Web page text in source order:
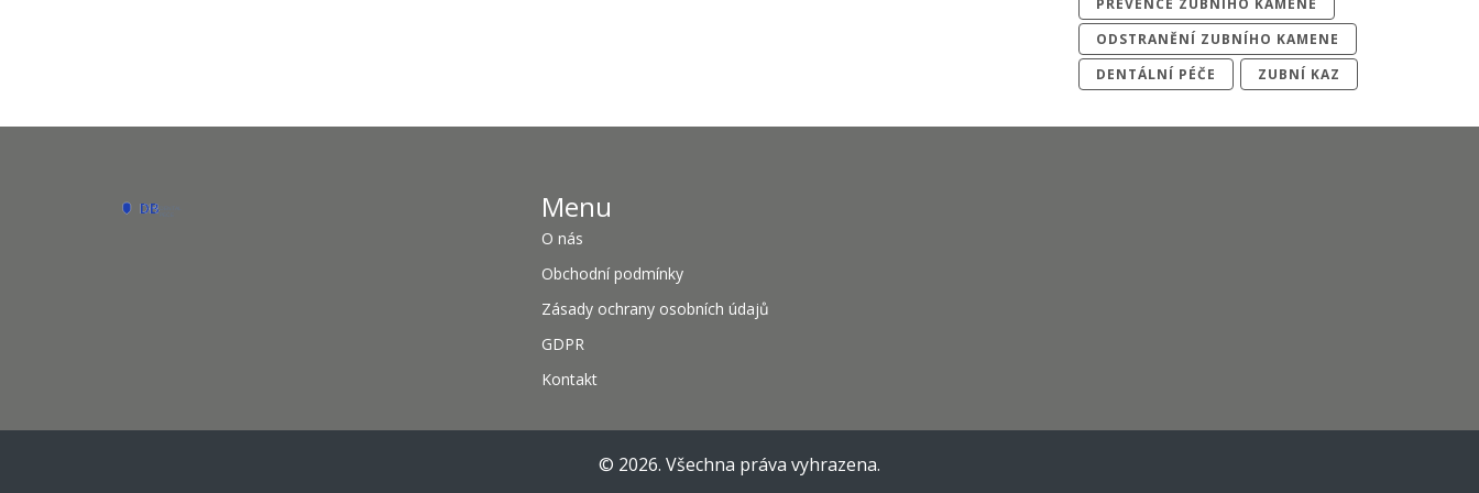
PREVENCE ZUBNÍHO KAMENE
ODSTRANĚNÍ ZUBNÍHO KAMENE
DENTÁLNÍ PÉČE
ZUBNÍ KAZ
Menu
O nás
Obchodní podmínky
Zásady ochrany osobních údajů
GDPR
Kontakt
© 2026. Všechna práva vyhrazena.